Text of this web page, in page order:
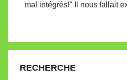
mal intégrés!" Il nous fallait
RECHERCHE